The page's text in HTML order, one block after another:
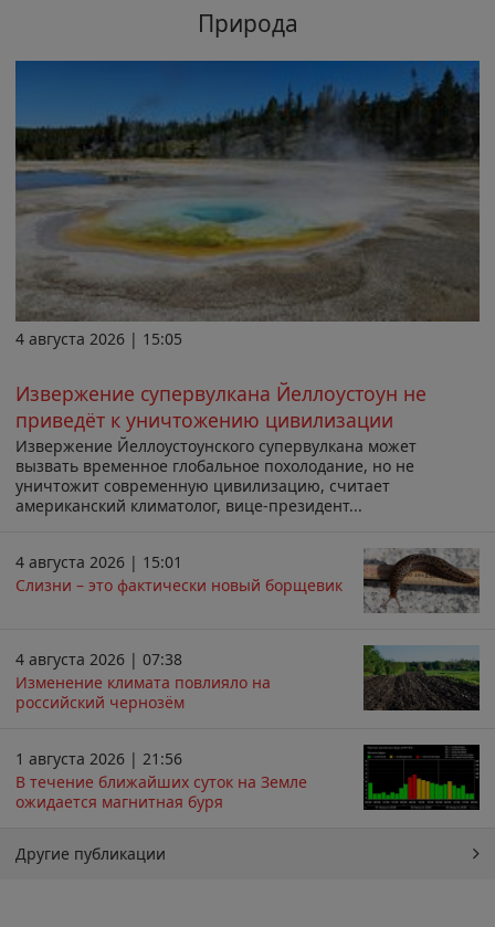
Природа
4 августа 2026 | 15:05
Извержение супервулкана Йеллоустоун не
приведёт к уничтожению цивилизации
Извержение Йеллоустоунского супервулкана может
вызвать временное глобальное похолодание, но не
уничтожит современную цивилизацию, считает
американский климатолог, вице-президент...
4 августа 2026 | 15:01
Слизни – это фактически новый борщевик
4 августа 2026 | 07:38
Изменение климата повлияло на
российский чернозём
1 августа 2026 | 21:56
В течение ближайших суток на Земле
ожидается магнитная буря
Другие публикации